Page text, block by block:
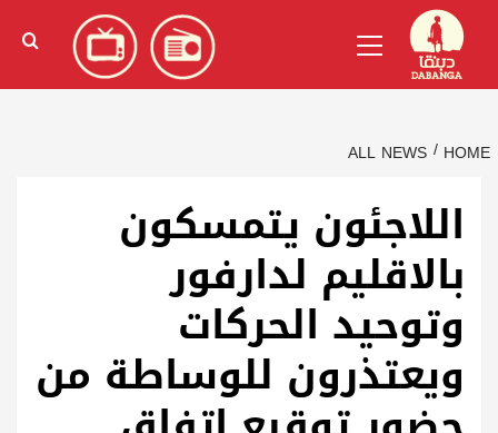
content
الإنجليزية)
Menu
HOME
ALL NEWS
اللاجئون يتمسكون
بالاقليم لدارفور
وتوحيد الحركات
ويعتذرون للوساطة من